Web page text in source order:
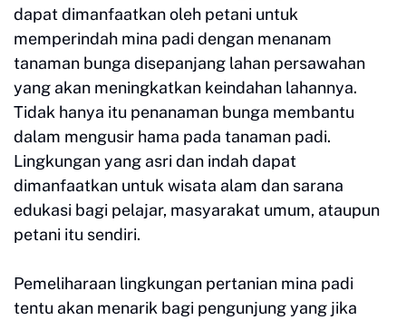
dapat dimanfaatkan oleh petani untuk
memperindah mina padi dengan menanam
tanaman bunga disepanjang lahan persawahan
yang akan meningkatkan keindahan lahannya.
Tidak hanya itu penanaman bunga membantu
dalam mengusir hama pada tanaman padi.
Lingkungan yang asri dan indah dapat
dimanfaatkan untuk wisata alam dan sarana
edukasi bagi pelajar, masyarakat umum, ataupun
petani itu sendiri.
Pemeliharaan lingkungan pertanian mina padi
tentu akan menarik bagi pengunjung yang jika